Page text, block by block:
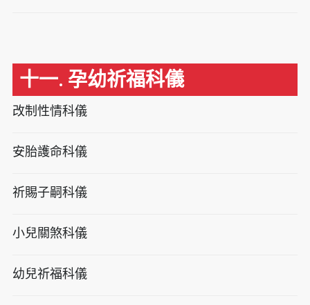
十一. 孕幼祈福科儀
改制性情科儀
安胎護命科儀
祈賜子嗣科儀
小兒關煞科儀
幼兒祈福科儀